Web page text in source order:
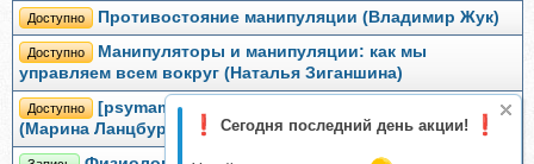
Сегодня последний день акции!
Доступно Противостояние манипуляции (Владимир Жук)
Доступно
Манипуляторы и манипуляции: как мы
управляем всем вокруг (Наталья Зиганшина)
Доступно
[psymama] Ребенок-манипулятор: что делать?
(Марина Ланцбург)